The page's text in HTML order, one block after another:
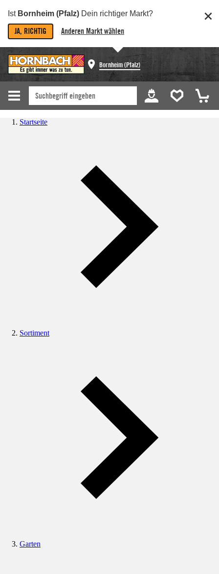
Ist Bornheim (Pfalz) Dein richtiger Markt?
JA, RICHTIG Anderen Markt wählen
Bornheim (Pfalz)
Startseite
Sortiment
Garten